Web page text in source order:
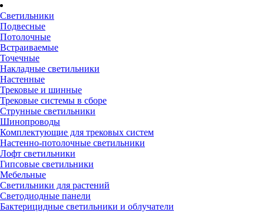
Светильники
Подвесные
Потолочные
Встраиваемые
Точечные
Накладные светильники
Настенные
Трековые и шинные
Трековые системы в сборе
Струнные светильники
Шинопроводы
Комплектующие для трековых систем
Настенно-потолочные светильники
Лофт светильники
Гипсовые светильники
Мебельные
Светильники для растений
Светодиодные панели
Бактерицидные светильники и облучатели